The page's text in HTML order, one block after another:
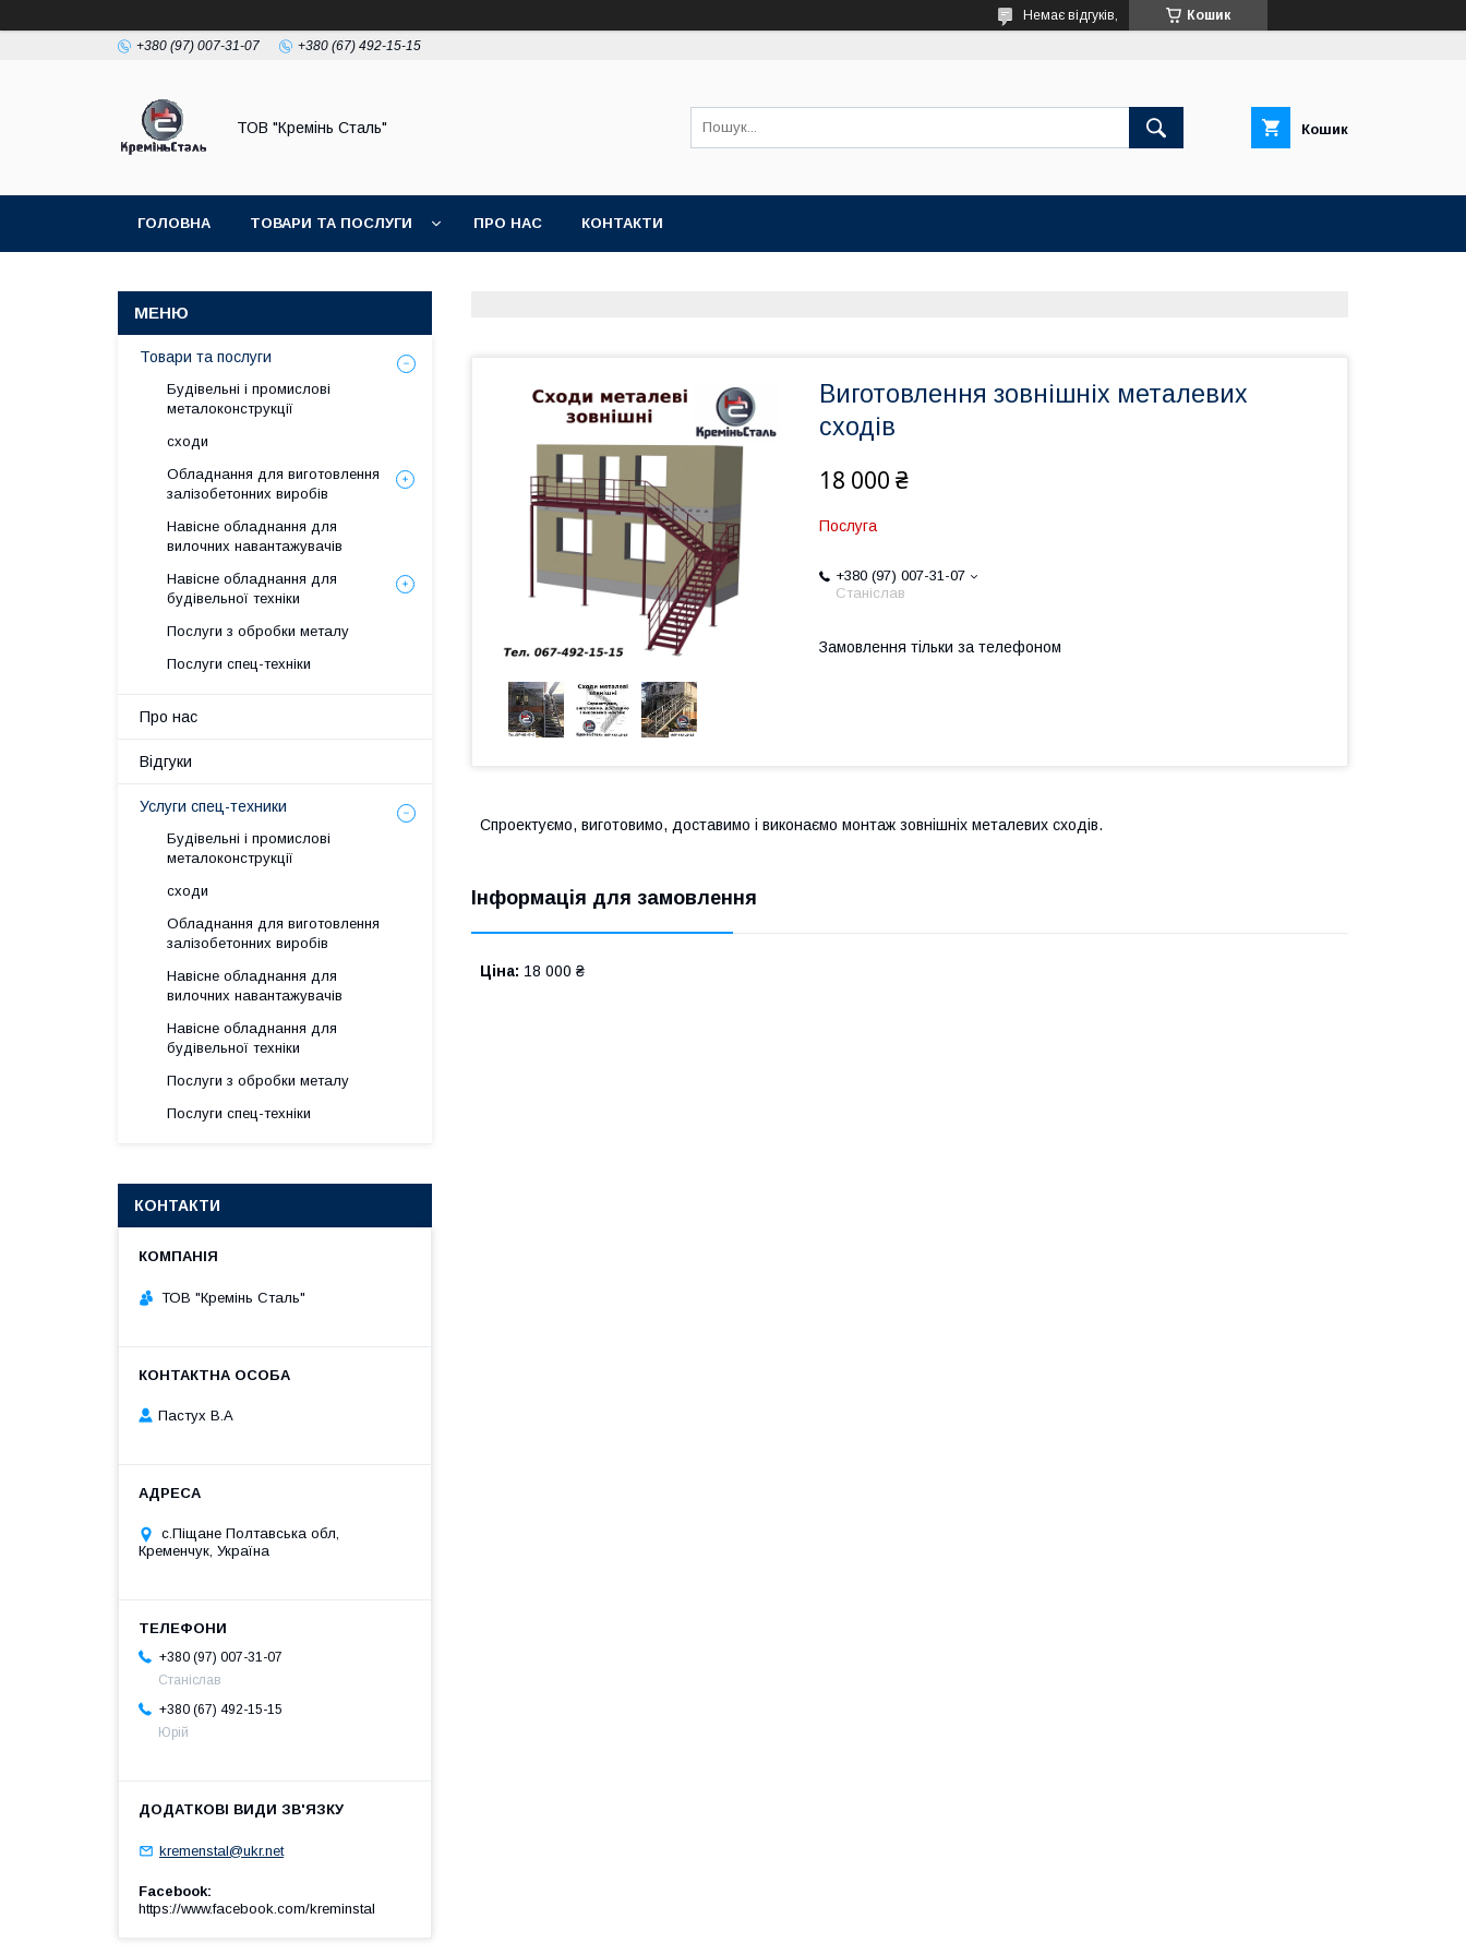
Кошик
Немає відгуків,
+380 (97) 007-31-07 +380 (67) 492-15-15
ТОВ "Кремінь Сталь" Кошик
ГОЛОВНА ТОВАРИ ТА ПОСЛУГИ ПРО НАС КОНТАКТИ
Виготовлення зовнішніх металевих
сходів
18 000 ₴
Послуга
+380 (97) 007-31-07
Станіслав
Замовлення тільки за телефоном
Спроектуємо, виготовимо, доставимо і виконаємо монтаж зовнішніх металевих сходів.
Інформація для замовлення
Ціна: 18 000 ₴
Товари та послуги
Будівельні і промислові
металоконструкції
сходи
Обладнання для виготовлення
залізобетонних виробів
Навісне обладнання для
вилочних навантажувачів
Навісне обладнання для
будівельної техніки
Послуги з обробки металу
Послуги спец-техніки
Про нас
Відгуки
Услуги спец-техники
Будівельні і промислові
металоконструкції
сходи
Обладнання для виготовлення
залізобетонних виробів
Навісне обладнання для
вилочних навантажувачів
Навісне обладнання для
будівельної техніки
Послуги з обробки металу
Послуги спец-техніки
КОНТАКТИ
ТОВ "Кремінь Сталь"
Пастух В.А
с.Піщане Полтавська обл,
Кременчук, Україна
+380 (97) 007-31-07
Станіслав
+380 (67) 492-15-15
Юрій
kremenstal@ukr.net
Facebook
https://www.facebook.com/kreminstal